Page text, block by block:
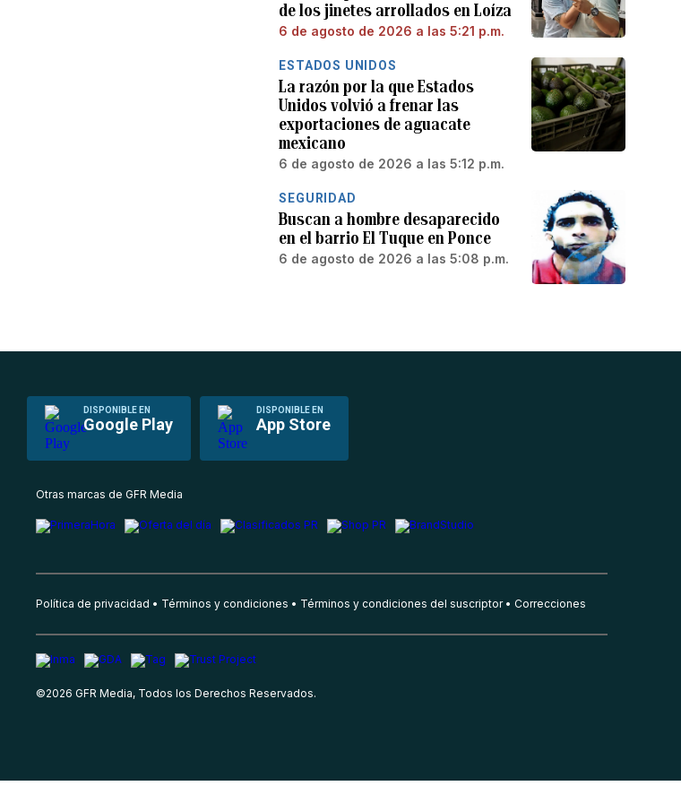
de los jinetes arrollados en Loíza
6 de agosto de 2026 a las 5:21 p.m.
ESTADOS UNIDOS
La razón por la que Estados
Unidos volvió a frenar las
exportaciones de aguacate
mexicano
6 de agosto de 2026 a las 5:12 p.m.
SEGURIDAD
Buscan a hombre desaparecido
en el barrio El Tuque en Ponce
6 de agosto de 2026 a las 5:08 p.m.
DISPONIBLE EN
Google Play
DISPONIBLE EN
App Store
Otras marcas de GFR Media
Política de privacidad Términos y condiciones Términos y condiciones del suscriptor Correcciones
©2026 GFR Media, Todos los Derechos Reservados.